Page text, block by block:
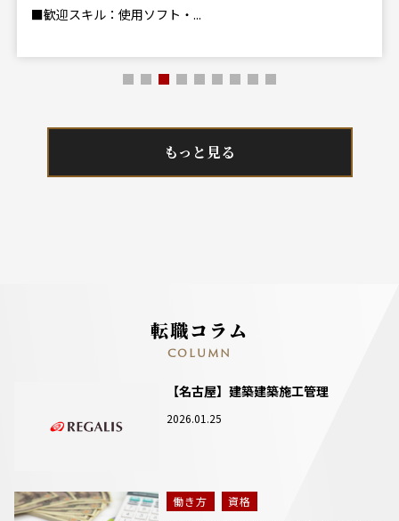
■歓迎スキル：使用ソフト・...
もっと見る
転職コラム
COLUMN
【名古屋】建築建築施工管理
2026.01.25
働き方 資格